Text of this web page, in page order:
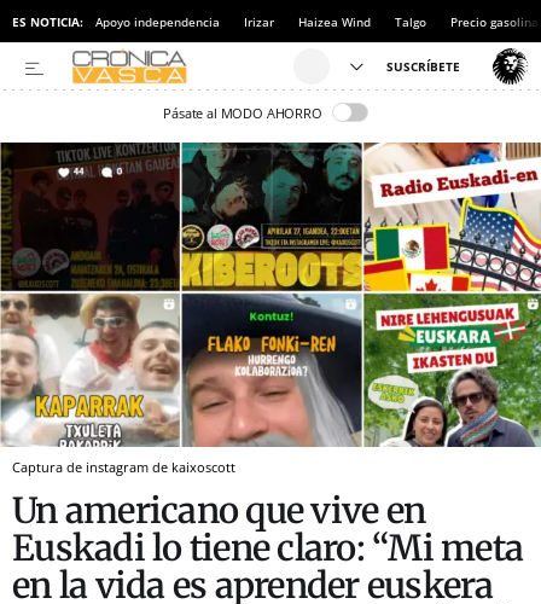
ES NOTICIA: Apoyo independencia Irizar Haizea Wind Talgo Precio gasolina
Pásate al MODO AHORRO
Captura de instagram de kaixoscott
Un americano que vive en
Euskadi lo tiene claro: “Mi meta
en la vida es aprender euskera